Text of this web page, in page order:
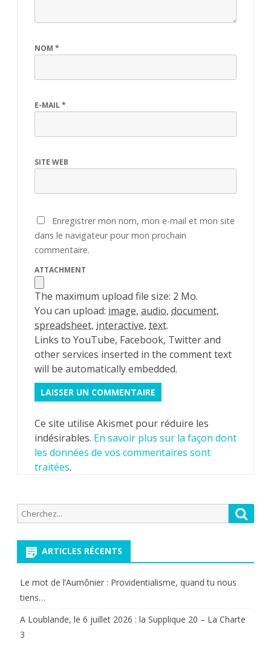
NOM *
E-MAIL*
SITE WEB
Enregistrer mon nom, mon e-mail et mon site
dans le navigateur pour mon prochain
commentaire.
ATTACHMENT
The maximum upload file size: 2 Mo.
You can upload: image, audio, document,
spreadsheet, interactive, text.
Links to YouTube, Facebook, Twitter and
other services inserted in the comment text
will be automatically embedded.
Ce site utilise Akismet pour réduire les
indésirables. En savoir plus sur la façon dont
les données de vos commentaires sont
traitées.
Recherche
pour:
ARTICLES RÉCENTS
Le mot de l’Aumônier : Providentialisme, quand tu nous
tiens…
A Loublande, le 6 juillet 2026 : la Supplique 20 – La Charte
3